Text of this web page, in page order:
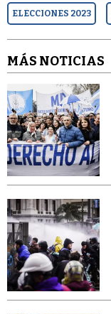
ELECCIONES 2023
MÁS NOTICIAS